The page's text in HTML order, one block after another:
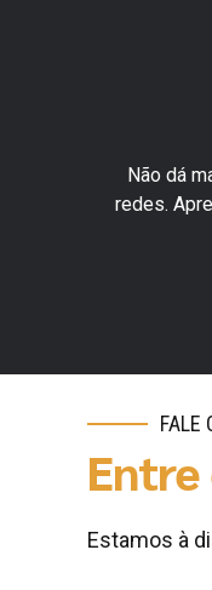
Não dá
redes.
FALE
Entre
Estamos à